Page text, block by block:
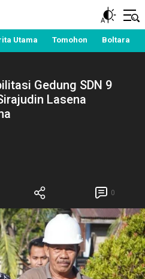
Utara, Kawanua, Politik,
dan Nasional
Utama Tomohon Boltara
Gedung SDN 9
Lasena
0